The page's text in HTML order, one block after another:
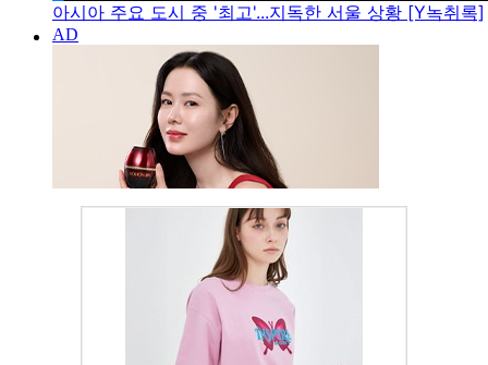
아시아 주요 도시 중 '최고'...지독한 서울 상황 [Y녹취록]